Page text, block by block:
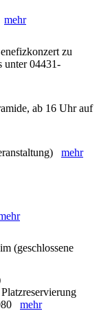
mehr
zu
04431-
ab 16 Uhr auf
mehr
(geschlossene
mehr